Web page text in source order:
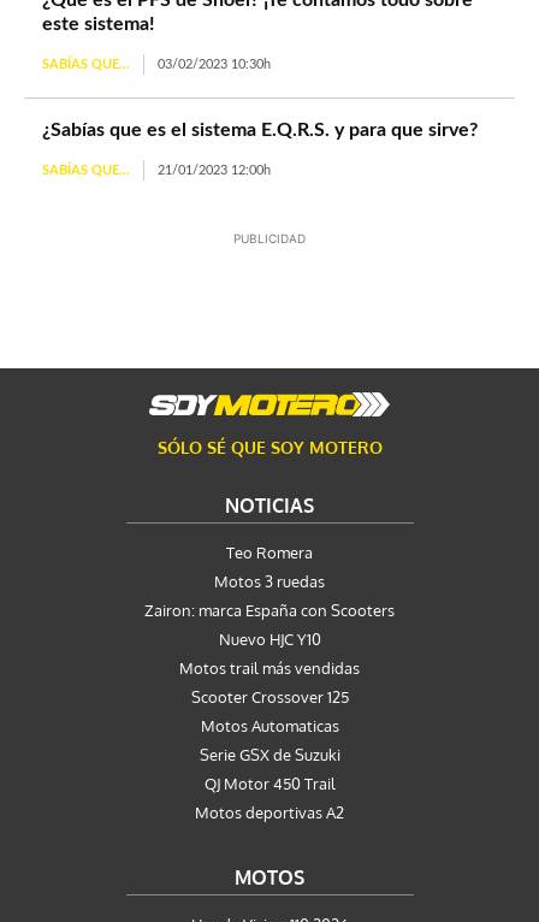
este sistema!
SABÍAS QUE... 03/02/2023 10:30h
¿Sabías que es el sistema E.Q.R.S. y para que sirve?
SABÍAS QUE... 21/01/2023 12:00h
PUBLICIDAD
SÓLO SÉ QUE SOY MOTERO
NOTICIAS
Teo Romera
Motos 3 ruedas
Zairon: marca España con Scooters
Nuevo HJC Y10
Motos trail más vendidas
Scooter Crossover 125
Motos Automaticas
Serie GSX de Suzuki
QJ Motor 450 Trail
Motos deportivas A2
MOTOS